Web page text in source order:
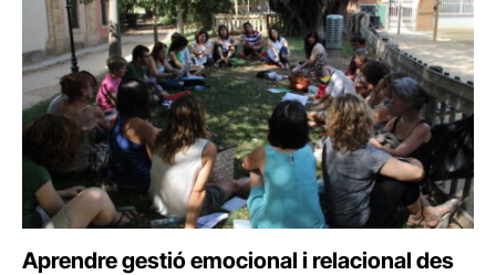
Aprendre gestió emocional i relacional des